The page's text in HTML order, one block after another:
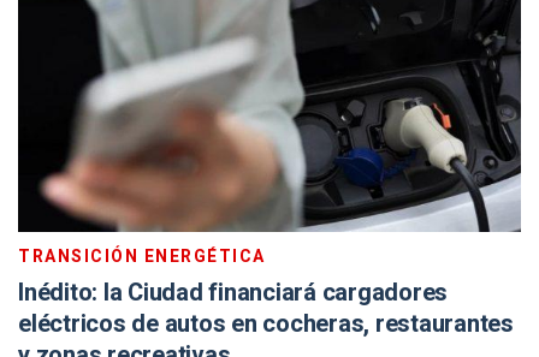
TRANSICIÓN ENERGÉTICA
Inédito: la Ciudad financiará cargadores
eléctricos de autos en cocheras, restaurantes